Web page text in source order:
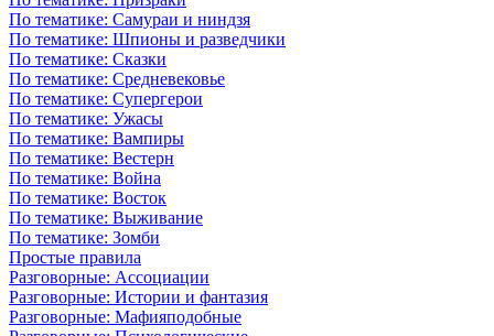
По тематике: Самураи и ниндзя
По тематике: Шпионы и разведчики
По тематике: Сказки
По тематике: Средневековье
По тематике: Супергерои
По тематике: Ужасы
По тематике: Вампиры
По тематике: Вестерн
По тематике: Война
По тематике: Восток
По тематике: Выживание
По тематике: Зомби
Простые правила
Разговорные: Ассоциации
Разговорные: Истории и фантазия
Разговорные: Мафияподобные